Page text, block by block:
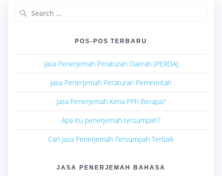
POS-POS TERBARU
Jasa Penerjemah Peraturan Daerah (PERDA)
Jasa Penerjemah Peraturan Pemerintah
Jasa Penerjemah Kena PPh Berapa?
Apa itu penerjemah tersumpah?
Cari Jasa Penerjemah Tersumpah Terbaik
JASA PENERJEMAH BAHASA